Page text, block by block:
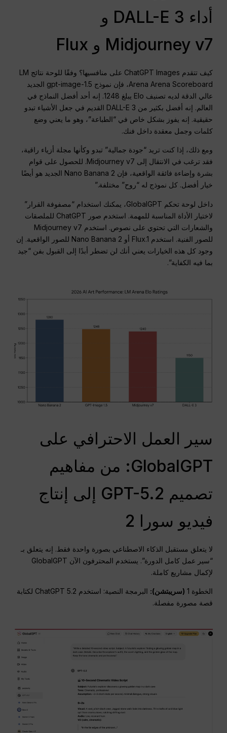
أداء DALL-E 3 و
Midjourney v7 و Flux
كيف تتقدم ChatGPT Images على منافسيها؟ وفقًا للوحة نتائج LM
Arena Arena Scoreboard، فإن نموذج gpt-image-1.5 الجديد
عالي الدقة لديه تصنيف Elo يبلغ 1248. إنه أحد أفضل النماذج في
العالم. إنه أفضل بكثير من DALL-E 3 القديم في جعل الأشياء تبدو
حقيقية. إنه يفوز بشكل خاص في “الطباعة”، وهو ما يعني وضع
كلمات وجمل معقدة داخل فنك.
ومع ذلك، إذا كنت تريد “جودة جمالية” تبدو وكأنها مجلة أزياء راقية،
فقد ترغب في الانتقال إلى Midjourney v7. للحصول على قوام
بشرة وإضاءة فائقة الواقعية، فإن Nano Banana 2 الجديد هو أيضًا
خيار أفضل. كل نموذج له “روح” مختلفة.”
داخل لوحة تحكم GlobalGPT، يمكنك استخدام “مصفوفة القرار”
لاختيار الأداة المناسبة للمهمة. استخدم صور ChatGPT للملصقات
والشعارات التي تحتوي على نصوص. استخدم Midjourney v7
للصور الفنية. استخدم Flux.1 أو Nano Banana 2 للصور الواقعية. إن
وجود كل هذه الخيارات يعني أنك لن تضطر أبدًا إلى القبول بفن “جيد
بما فيه الكفاية”.
سير العمل الاحترافي على
GlobalGPT: من مفاهيم
تصميم GPT-5.2 إلى إنتاج
فيديو سورا 2
لا يتعلق مستقبل الذكاء الاصطناعي بصورة واحدة فقط. إنه يتعلق بـ
“سير عمل كامل الدورة”. يستخدم المحترفون الآن GlobalGPT
لإكمال مشاريع كاملة.
الخطوة 1 (سريبتشن):
البرمجة النصية: استخدم ChatGPT 5.2 لكتابة
قصة مصورة مفصلة.